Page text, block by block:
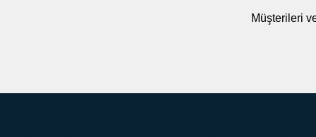
Müşterileri